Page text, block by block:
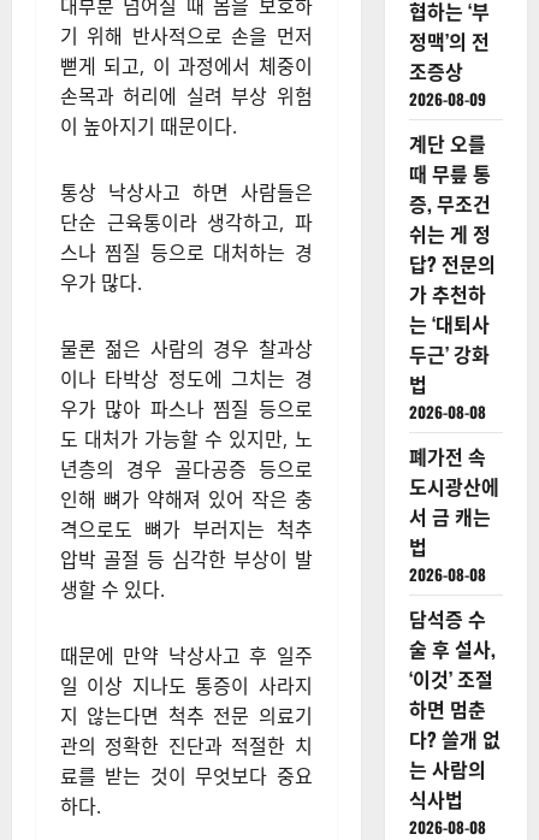
대부분 넘어질 때 몸을 보호하
기 위해 반사적으로 손을 먼저
뻗게 되고, 이 과정에서 체중이
손목과 허리에 실려 부상 위험
이 높아지기 때문이다.
통상 낙상사고 하면 사람들은
단순 근육통이라 생각하고, 파
스나 찜질 등으로 대처하는 경
우가 많다.
물론 젊은 사람의 경우 찰과상
이나 타박상 정도에 그치는 경
우가 많아 파스나 찜질 등으로
도 대처가 가능할 수 있지만, 노
년층의 경우 골다공증 등으로
인해 뼈가 약해져 있어 작은 충
격으로도 뼈가 부러지는 척추
압박 골절 등 심각한 부상이 발
생할 수 있다.
때문에 만약 낙상사고 후 일주
일 이상 지나도 통증이 사라지
지 않는다면 척추 전문 의료기
관의 정확한 진단과 적절한 치
료를 받는 것이 무엇보다 중요
하다.
협하는 ‘부
정맥’의 전
조증상
2026-08-09
계단 오를
때 무릎 통
증, 무조건
쉬는 게 정
답? 전문의
가 추천하
는 ‘대퇴사
두근’ 강화
법
2026-08-08
폐가전 속
도시광산에
서 금 캐는
법
2026-08-08
담석증 수
술 후 설사,
‘이것’ 조절
하면 멈춘
다? 쓸개 없
는 사람의
식사법
2026-08-08